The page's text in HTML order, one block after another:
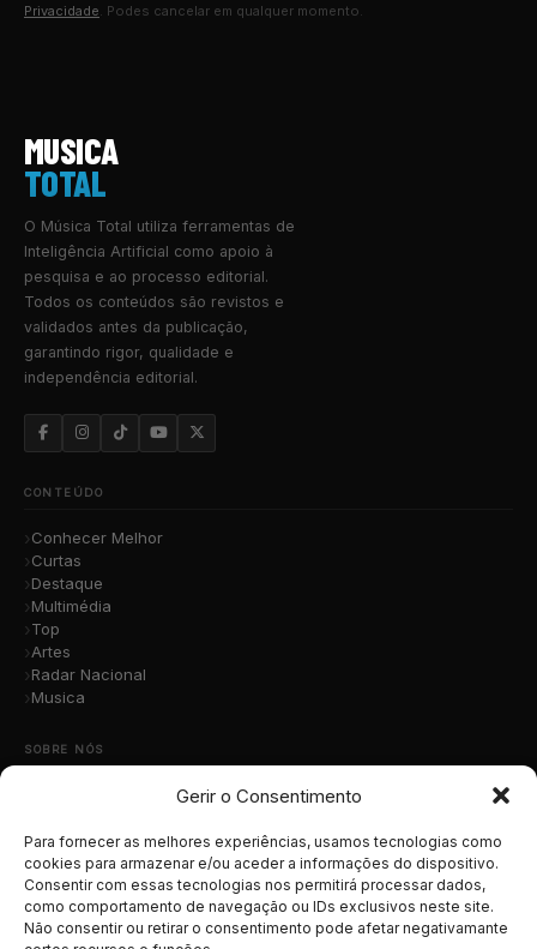
Gerir o Consentimento
Para fornecer as melhores experiências, usamos tecnologias como
cookies para armazenar e/ou aceder a informações do dispositivo.
Consentir com essas tecnologias nos permitirá processar dados,
como comportamento de navegação ou IDs exclusivos neste site.
Não consentir ou retirar o consentimento pode afetar negativamante
Privacidade . Podes cancelar em qualquer momento.
MUSICA
TOTAL
O Música Total utiliza ferramentas de
Inteligência Artificial como apoio à
pesquisa e ao processo editorial.
Todos os conteúdos são revistos e
validados antes da publicação,
garantindo rigor, qualidade e
independência editorial.
CONTEÚDO
Conhecer Melhor
Curtas
Destaque
Multimédia
Top
Artes
Radar Nacional
Musica
SOBRE NÓS
Contacto
Submete a Tua Música
Publicidade
Apoiar o Projeto